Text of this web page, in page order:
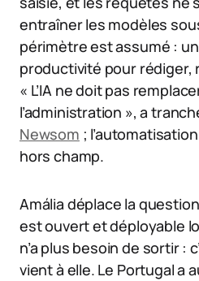
entraîner les modèles
périmètre est assumé :
productivité pour rédiger,
« L’IA ne doit pas
l’administration », a
Newsom ;
hors champ.
Amália déplace la
est ouvert et déployable
n’a plus besoin de sortir :
vient à elle. Le Portugal a